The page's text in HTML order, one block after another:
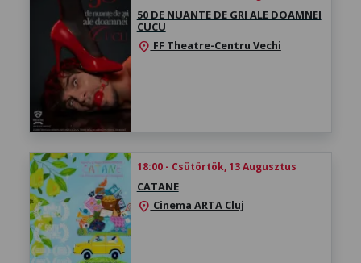
50 DE NUANTE DE GRI ALE DOAMNEI
CUCU
location_on FF Theatre-Centru Vechi
18:00 - Csütörtök, 13 Augusztus
CATANE
location_on Cinema ARTA Cluj